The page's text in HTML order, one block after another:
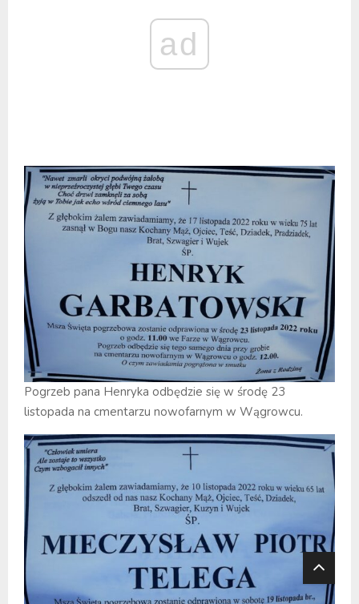
ad
Pogrzeb pana Henryka odbędzie się w środę 23
listopada na cmentarzu nowofarnym w Wągrowcu.